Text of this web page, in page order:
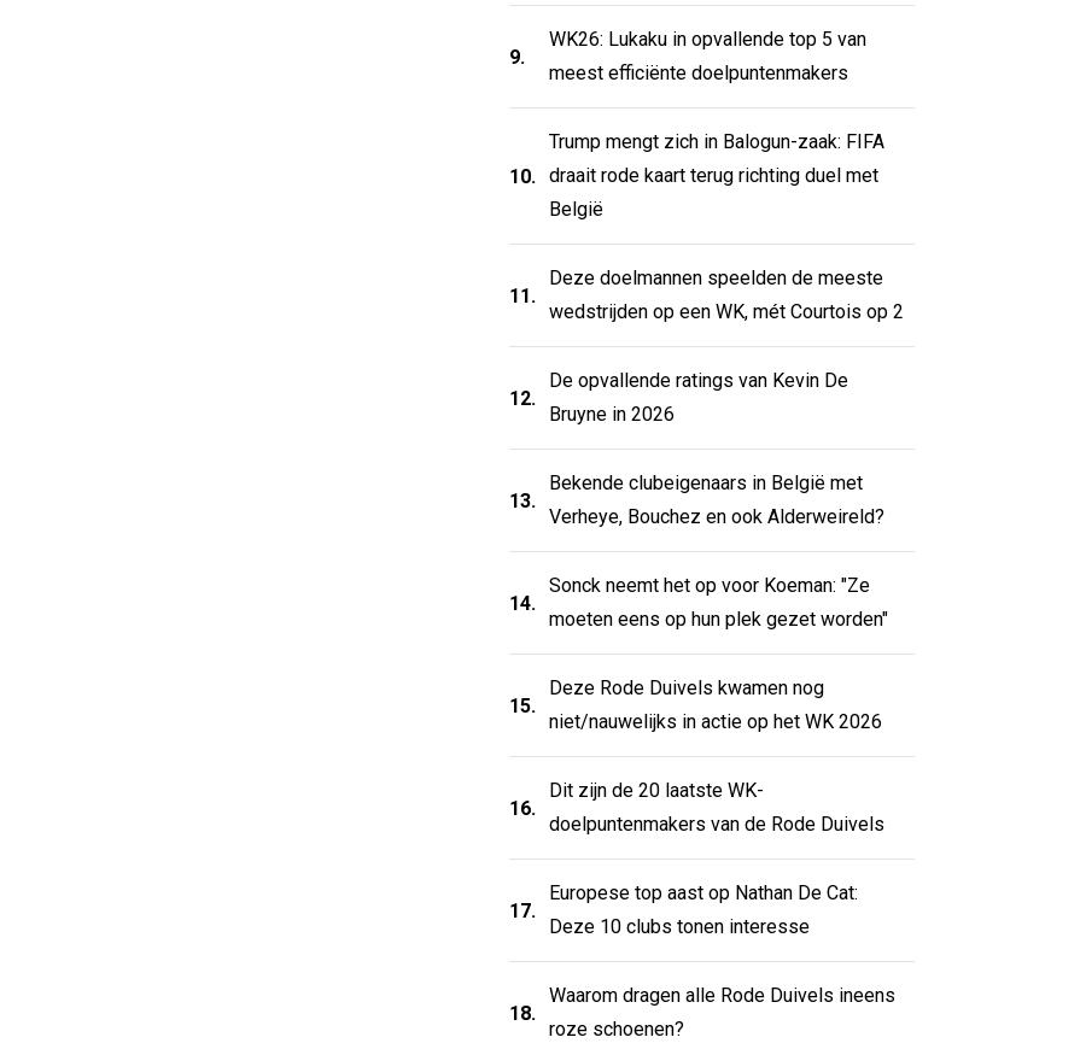
9.
WK26: Lukaku in opvallende top 5 van
meest efficiënte doelpuntenmakers
10.
Trump mengt zich in Balogun-zaak: FIFA
draait rode kaart terug richting duel met
België
11.
Deze doelmannen speelden de meeste
wedstrijden op een WK, mét Courtois op 2
12.
De opvallende ratings van Kevin De
Bruyne in 2026
13.
Bekende clubeigenaars in België met
Verheye, Bouchez en ook Alderweireld?
14.
Sonck neemt het op voor Koeman: "Ze
moeten eens op hun plek gezet worden"
15.
Deze Rode Duivels kwamen nog
niet/nauwelijks in actie op het WK 2026
16.
Dit zijn de 20 laatste WK-
doelpuntenmakers van de Rode Duivels
17.
Europese top aast op Nathan De Cat:
Deze 10 clubs tonen interesse
18.
Waarom dragen alle Rode Duivels ineens
roze schoenen?